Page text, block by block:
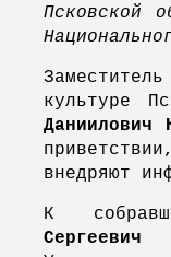
Псковской
культуре
Даниилович
внедряют
К